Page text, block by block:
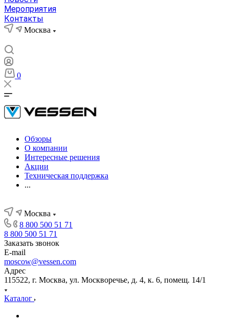
Мероприятия
Контакты
Москва
0
Обзоры
О компании
Интересные решения
Акции
Техническая поддержка
...
Москва
8 800 500 51 71
8 800 500 51 71
Заказать звонок
E-mail
moscow@vessen.com
Адрес
115522, г. Москва, ул. Москворечье, д. 4, к. 6, помещ. 14/1
Каталог